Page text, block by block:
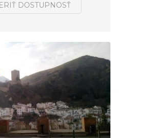
DOSTUPNOSŤ